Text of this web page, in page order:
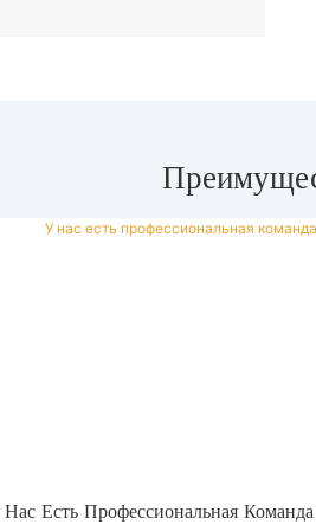
Есть Профессиональная